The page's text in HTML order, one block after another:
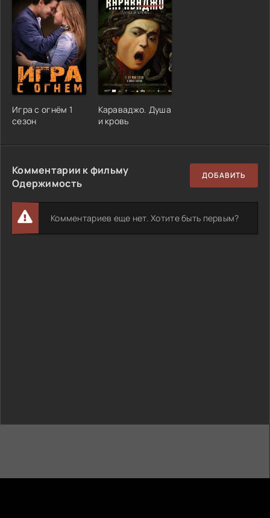
Игра с огнём 1
сезон
Караваджо. Душа
и кровь
Комментарии к фильму
Одержимость
ДОБАВИТЬ
Комментариев еще нет. Хотите быть первым?